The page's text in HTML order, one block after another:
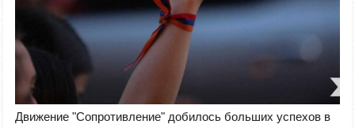
Движение "Сопротивление" добилось больших успехов в